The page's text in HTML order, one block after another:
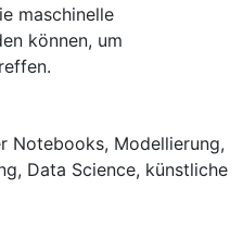
maschinelle
können, um
Notebooks, Modellierung,
, Data Science, künstliche